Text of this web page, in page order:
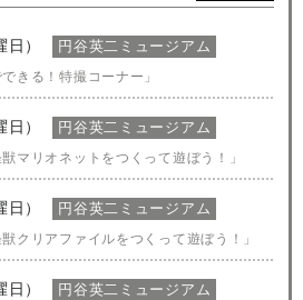
）
円谷英二ミュージアム
きる！特撮コーナー」
）
円谷英二ミュージアム
マリオネットをつくって遊ぼう！」
）
円谷英二ミュージアム
クリアファイルをつくって遊ぼう！」
）
円谷英二ミュージアム